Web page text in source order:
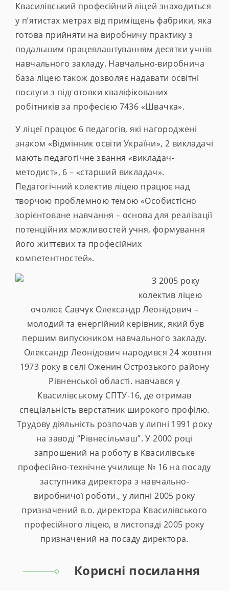
Квасилівський професійний ліцей знаходиться
у п’ятистах метрах від приміщень фабрики, яка
готова прийняти на виробничу практику з
подальшим працевлаштуванням десятки учнів
навчального закладу. Навчально-виробнича
база ліцею також дозволяє надавати освітні
послуги з підготовки кваліфікованих
робітників за професією 7436 «Швачка».
У ліцеї працює 6 педагогів, які нагороджені
знаком «Відмінник освіти України», 2 викладачі
мають педагогічне звання «викладач-
методист», 6 – «старший викладач».
Педагогічний колектив ліцею працює над
творчою проблемною темою «Особистісно
зорієнтоване навчання – основа для реалізації
потенційних можливостей учня, формування
його життєвих та професійних
компетентностей».
З 2005 року
колектив ліцею
очолює Савчук Олександр Леонідович –
молодий та енергійний керівник, який був
першим випускником навчального закладу.
Олександр Леонідович народився 24 жовтня
1973 року в селі Оженин Острозького району
Рівненської області. навчався у
Квасилівському СПТУ-16, де отримав
спеціальність верстатник широкого профілю.
Трудову діяльність розпочав у липні 1991 року
на заводі “Рівнесільмаш”. У 2000 році
запрошений на роботу в Квасилівське
професійно-технічне училище № 16 на посаду
заступника директора з навчально-
виробничої роботи., у липні 2005 року
призначений в.о. директора Квасилівського
професійного ліцею, в листопаді 2005 року
призначений на посаду директора.
Корисні посилання